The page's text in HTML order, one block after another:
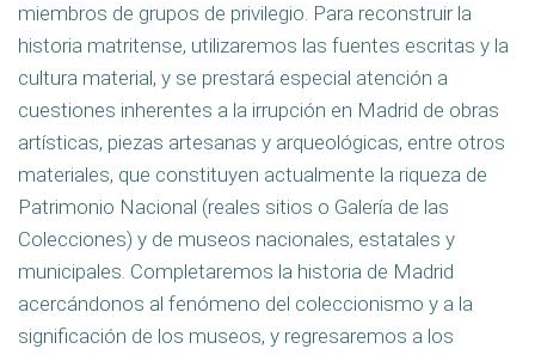
miembros de grupos de privilegio. Para reconstruir la
historia matritense, utilizaremos las fuentes escritas y la
cultura material, y se prestará especial atención a
cuestiones inherentes a la irrupción en Madrid de obras
artísticas, piezas artesanas y arqueológicas, entre otros
materiales, que constituyen actualmente la riqueza de
Patrimonio Nacional (reales sitios o Galería de las
Colecciones) y de museos nacionales, estatales y
municipales. Completaremos la historia de Madrid
acercándonos al fenómeno del coleccionismo y a la
significación de los museos, y regresaremos a los